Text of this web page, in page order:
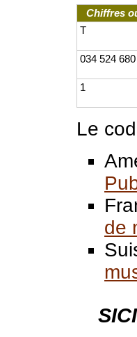
Chiffres
T
034 524 680
1
Le
de